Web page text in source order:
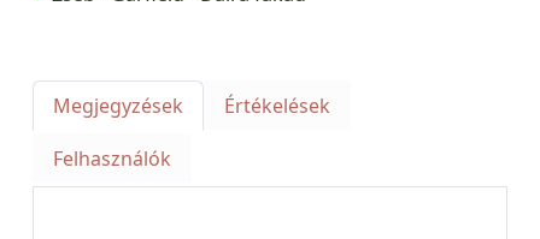
Megjegyzések
Értékelések
Felhasználók